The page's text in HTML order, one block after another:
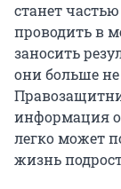
станет
проводить в
заносить
они больше
информация о
легко может
жизнь